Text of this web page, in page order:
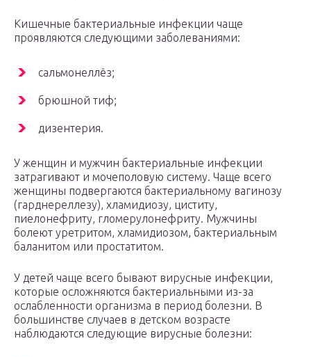
Кишечные бактериальные инфекции чаще
проявляются следующими заболеваниями:
сальмонеллёз;
брюшной тиф;
дизентерия.
У женщин и мужчин бактериальные инфекции
затрагивают и мочеполовую систему. Чаще всего
женщины подвергаются бактериальному вагинозу
(гарднереллезу), хламидиозу, циститу,
пиелонефриту, гломерулонефриту. Мужчины
болеют уретритом, хламидиозом, бактериальным
баланитом или простатитом.
У детей чаще всего бывают вирусные инфекции,
которые осложняются бактериальными из-за
ослабленности организма в период болезни. В
большинстве случаев в детском возрасте
наблюдаются следующие вирусные болезни: